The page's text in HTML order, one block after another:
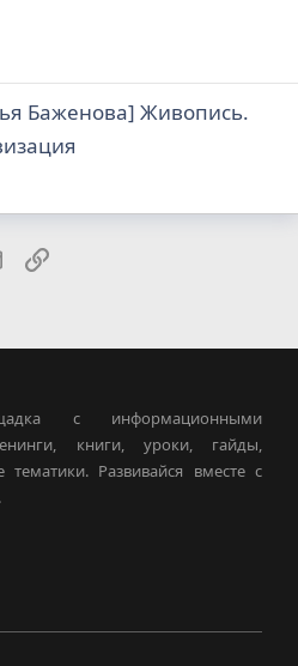
Бaжeнoвa] Живoпиcь.
Электронная почта
Ссылка
с информационными
книги, уроки, гайды,
Развивайся вместе с